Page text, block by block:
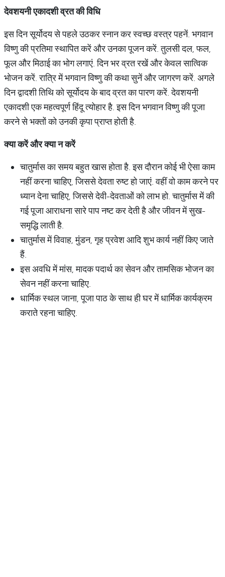
देवशयनीएकादशीव्रतकीविधि
इस दिन सूर्योदय से पहले उठकर स्नान कर स्वच्छ वस्त्र पहनें. भगवान
विष्णु की प्रतिमा स्थापित करें और उनका पूजन करें. तुलसी दल, फल,
फूल और मिठाई का भोग लगाएं. दिन भर व्रत रखें और केवल सात्विक
भोजन करें. रात्रि में भगवान विष्णु की कथा सुनें और जागरण करें. अगले
दिन द्वादशी तिथि को सूर्योदय के बाद व्रत का पारण करें. देवशयनी
एकादशी एक महत्वपूर्ण हिंदू त्योहार है. इस दिन भगवान विष्णु की पूजा
करने से भक्तों को उनकी कृपा प्राप्त होती है.
क्याकरेंऔरक्यानकरें
चातुर्मास का समय बहुत खास होता है. इस दौरान कोई भी ऐसा काम
नहीं करना चाहिए, जिससे देवता रुष्‍ट हो जाएं. वहीं वो काम करने पर
ध्‍यान देना चाहिए, जिससे देवी-देवताओं को लाभ हो. चातुर्मास में की
गई पूजा आराधना सारे पाप नष्‍ट कर देती है और जीवन में सुख-
समृद्धि लाती है.
चातुर्मास में विवाह, मुंडन, गृह प्रवेश आदि शुभ कार्य नहीं किए जाते
हैं.
इस अवधि में मांस, मादक पदार्थ का सेवन और तामसिक भोजन का
सेवन नहीं करना चाहिए.
धार्मिक स्थल जाना, पूजा पाठ के साथ ही घर में धार्मिक कार्यक्रम
कराते रहना चाहिए.